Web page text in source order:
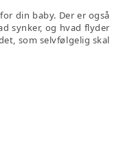
din baby. Der er også
synker, og hvad flyder
som selvfølgelig skal